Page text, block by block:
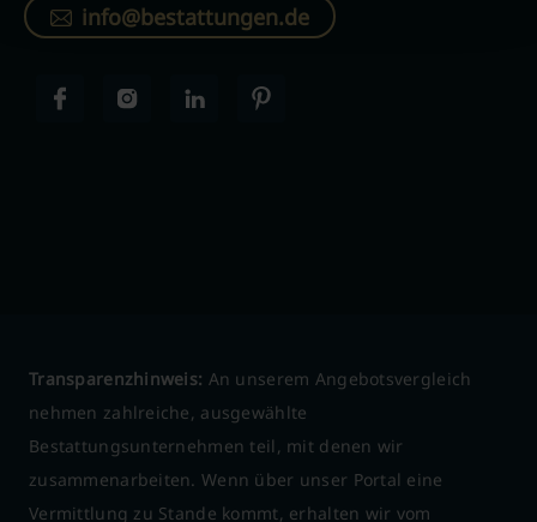
info@bestattungen.de
Transparenzhinweis: An unserem Angebotsvergleich
nehmen zahlreiche, ausgewählte
Bestattungsunternehmen teil, mit denen wir
zusammenarbeiten. Wenn über unser Portal eine
Vermittlung zu Stande kommt, erhalten wir vom